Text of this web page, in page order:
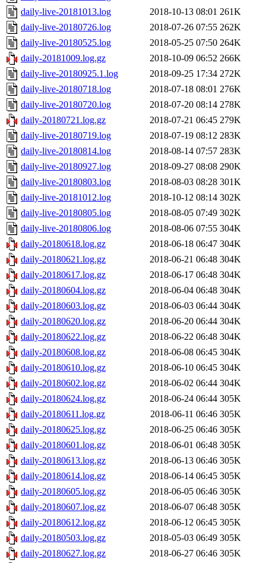
daily-live-20181013.log
2018-10-13 08:01 261K
daily-live-20180726.log
2018-07-26 07:55 262K
daily-live-20180525.log
2018-05-25 07:50 264K
daily-20181009.log.gz
2018-10-09 06:52 266K
daily-live-20180925.1.log
2018-09-25 17:34 272K
daily-live-20180718.log
2018-07-18 08:01 276K
daily-live-20180720.log
2018-07-20 08:14 278K
daily-20180721.log.gz
2018-07-21 06:45 279K
daily-live-20180719.log
2018-07-19 08:12 283K
daily-live-20180814.log
2018-08-14 07:57 283K
daily-live-20180927.log
2018-09-27 08:08 290K
daily-live-20180803.log
2018-08-03 08:28 301K
daily-live-20181012.log
2018-10-12 08:14 302K
daily-live-20180805.log
2018-08-05 07:49 302K
daily-live-20180806.log
2018-08-06 07:55 304K
daily-20180618.log.gz
2018-06-18 06:47 304K
daily-20180621.log.gz
2018-06-21 06:48 304K
daily-20180617.log.gz
2018-06-17 06:48 304K
daily-20180604.log.gz
2018-06-04 06:48 304K
daily-20180603.log.gz
2018-06-03 06:44 304K
daily-20180620.log.gz
2018-06-20 06:44 304K
daily-20180622.log.gz
2018-06-22 06:48 304K
daily-20180608.log.gz
2018-06-08 06:45 304K
daily-20180610.log.gz
2018-06-10 06:45 304K
daily-20180602.log.gz
2018-06-02 06:44 304K
daily-20180624.log.gz
2018-06-24 06:44 305K
daily-20180611.log.gz
2018-06-11 06:46 305K
daily-20180625.log.gz
2018-06-25 06:46 305K
daily-20180601.log.gz
2018-06-01 06:48 305K
daily-20180613.log.gz
2018-06-13 06:46 305K
daily-20180614.log.gz
2018-06-14 06:45 305K
daily-20180605.log.gz
2018-06-05 06:46 305K
daily-20180607.log.gz
2018-06-07 06:48 305K
daily-20180612.log.gz
2018-06-12 06:45 305K
daily-20180503.log.gz
2018-05-03 06:49 305K
daily-20180627.log.gz
2018-06-27 06:46 305K